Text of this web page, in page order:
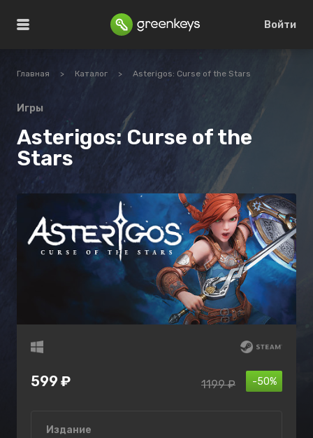
Войти
Главная > Каталог > Asterigos: Curse of the Stars
Игры
Asterigos: Curse of the
Stars
599 ₽ -50%
1199 ₽
Издание